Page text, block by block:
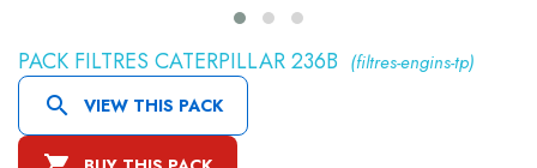
PACK FILTRES CATERPILLAR 236B (filtres-engins-tp)
 VIEW THIS PACK